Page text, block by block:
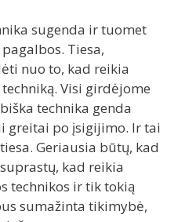
sugenda ir tuomet
Tiesa,
nuo to, kad reikia
Visi girdėjome
technika genda
greitai po įsigijimo. Ir tai
Geriausia būtų, kad
kad reikia
technikos ir tik tokią
sumažinta tikimybė,